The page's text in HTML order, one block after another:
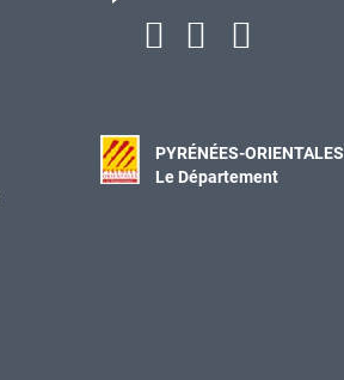
PYRÉNÉES-ORIENTALES
Le Département